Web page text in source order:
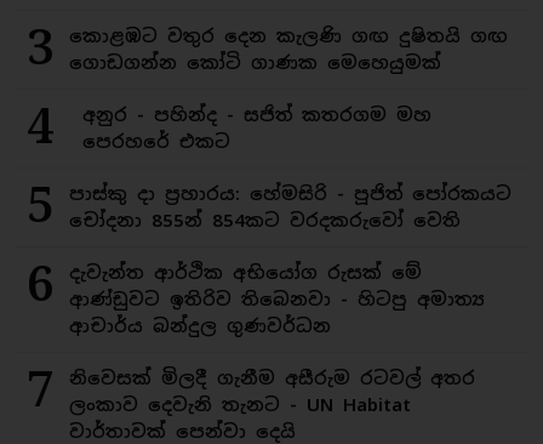
3
කොළඹට වතුර දෙන කැලණි ගඟ දුෂිතයි ගඟ
ගොඩගන්න කෝටි ගාණක මෙහෙයුමක්
4
අනුර - පහින්ද - සජිත් කතරගම මහ
පෙරහරේ එකට
5
පාස්කු දා ප්‍රහාරය: හේමසිරි - පූජිත් පෝරකයට
චෝදනා 855න් 854කට වරදකරුවෝ වෙති
6
දැවැන්ත ආර්ථික අභියෝග රුසක් මේ
ආණ්ඩුවට ඉතිරිව තිබෙනවා - හිටපු අමාත්‍ය
ආචාර්ය බන්දුල ගුණවර්ධන
7
නිවෙසක් මිලදී ගැනීම අසීරුම රටවල් අතර
ලංකාව දෙවැනි තැනට - UN Habitat
වාර්තාවක් පෙන්වා දෙයි